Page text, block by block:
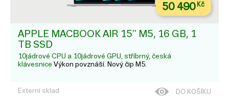
50 490Kč
APPLE MACBOOK AIR 15'' M5, 16 GB, 1
TB SSD
10jádrové CPU a 10jádrové GPU, stříbrný, česká
klávesnice Výkon povznáší. Nový čip M5.
Externí sklad DO KOŠÍKU